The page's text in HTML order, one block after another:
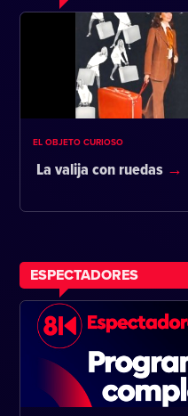
EL OBJETO CURIOSO
La valija con ruedas
ESPECTADORES